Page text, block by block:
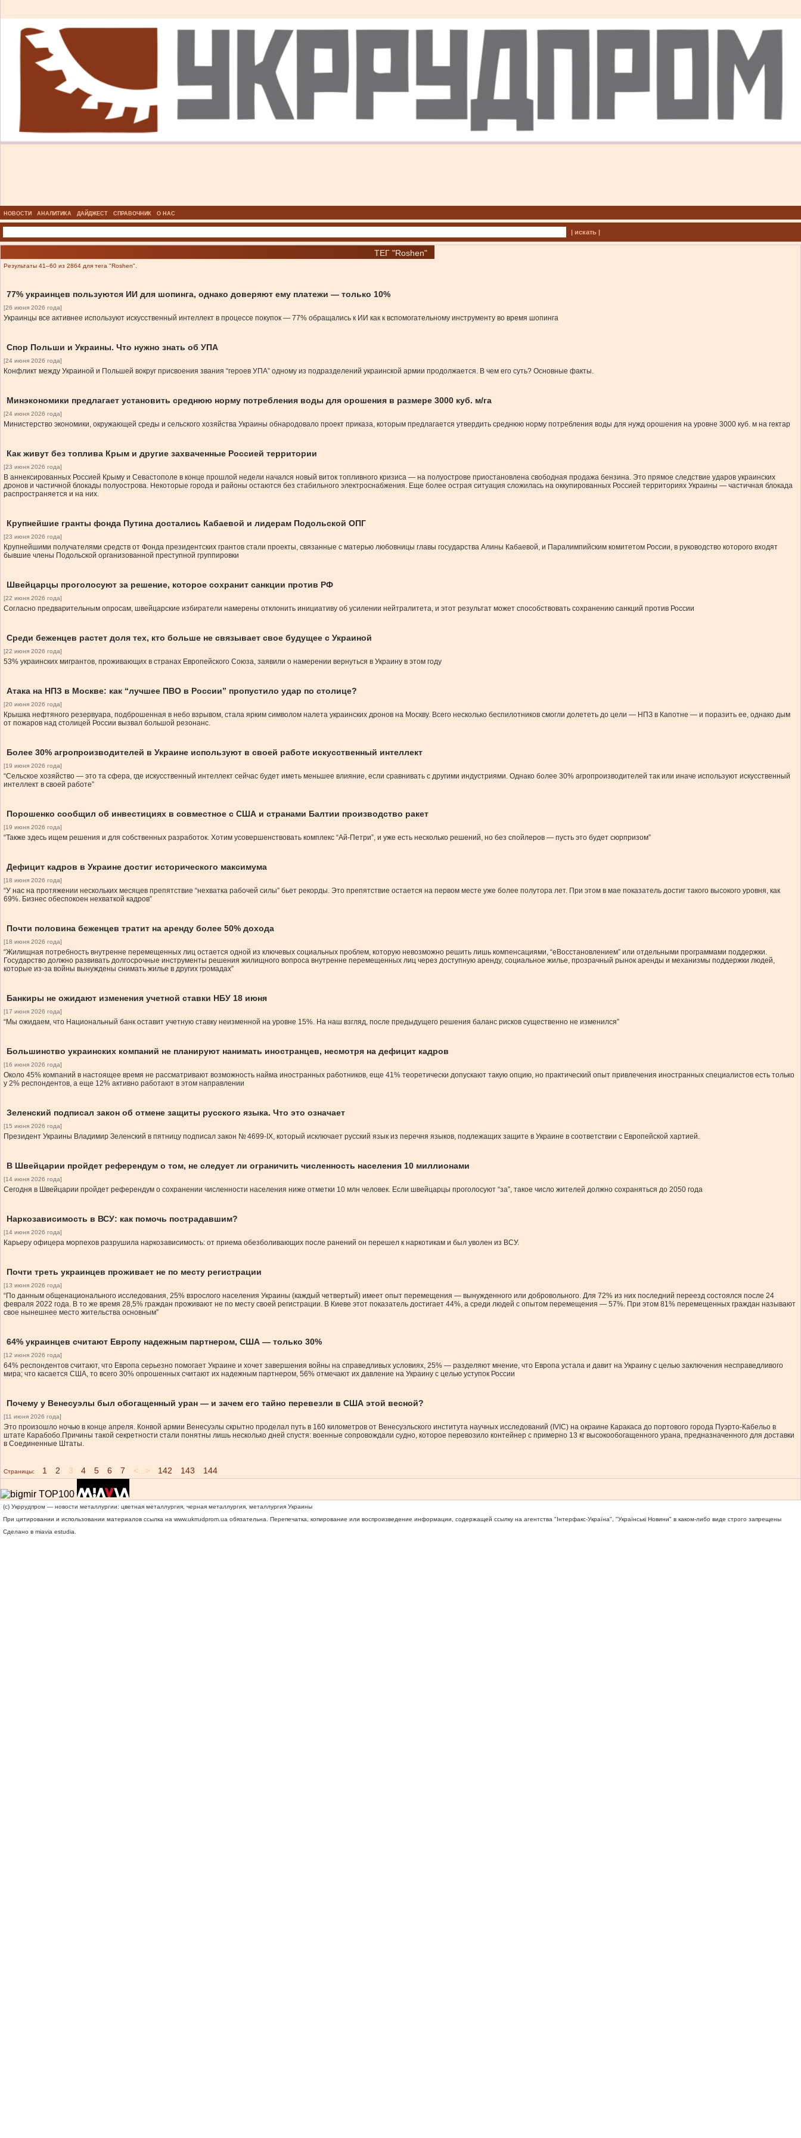
НОВОСТИ АНАЛИТИКА ДАЙДЖЕСТ СПРАВОЧНИК О НАС
| искать |
ТЕГ "Roshen"
Результаты 41–60 из 2864 для тега "Roshen".
77% украинцев пользуются ИИ для шопинга, однако доверяют ему платежи — только 10%
[26 июня 2026 года]
Украинцы все активнее используют искусственный интеллект в процессе покупок — 77% обращались к ИИ как к вспомогательному инструменту во время шопинга
Спор Польши и Украины. Что нужно знать об УПА
[24 июня 2026 года]
Конфликт между Украиной и Польшей вокруг присвоения звания “героев УПА” одному из подразделений украинской армии продолжается. В чем его суть? Основные факты.
Минэкономики предлагает установить среднюю норму потребления воды для орошения в размере 3000 куб. м/га
[24 июня 2026 года]
Министерство экономики, окружающей среды и сельского хозяйства Украины обнародовало проект приказа, которым предлагается утвердить среднюю норму потребления воды для нужд орошения на уровне 3000 куб. м на гектар
Как живут без топлива Крым и другие захваченные Россией территории
[23 июня 2026 года]
В аннексированных Россией Крыму и Севастополе в конце прошлой недели начался новый виток топливного кризиса — на полуострове приостановлена свободная продажа бензина. Это прямое следствие ударов украинских
дронов и частичной блокады полуострова. Некоторые города и районы остаются без стабильного электроснабжения. Еще более острая ситуация сложилась на оккупированных Россией территориях Украины — частичная блокада
распространяется и на них.
Крупнейшие гранты фонда Путина достались Кабаевой и лидерам Подольской ОПГ
[23 июня 2026 года]
Крупнейшими получателями средств от Фонда президентских грантов стали проекты, связанные с матерью любовницы главы государства Алины Кабаевой, и Паралимпийским комитетом России, в руководство которого входят
бывшие члены Подольской организованной преступной группировки
Швейцарцы проголосуют за решение, которое сохранит санкции против РФ
[22 июня 2026 года]
Согласно предварительным опросам, швейцарские избиратели намерены отклонить инициативу об усилении нейтралитета, и этот результат может способствовать сохранению санкций против России
Среди беженцев растет доля тех, кто больше не связывает свое будущее с Украиной
[22 июня 2026 года]
53% украинских мигрантов, проживающих в странах Европейского Союза, заявили о намерении вернуться в Украину в этом году
Атака на НПЗ в Москве: как “лучшее ПВО в России” пропустило удар по столице?
[20 июня 2026 года]
Крышка нефтяного резервуара, подброшенная в небо взрывом, стала ярким символом налета украинских дронов на Москву. Всего несколько беспилотников смогли долететь до цели — НПЗ в Капотне — и поразить ее, однако дым
от пожаров над столицей России вызвал большой резонанс.
Более 30% агропроизводителей в Украине используют в своей работе искусственный интеллект
[19 июня 2026 года]
“Сельское хозяйство — это та сфера, где искусственный интеллект сейчас будет иметь меньшее влияние, если сравнивать с другими индустриями. Однако более 30% агропроизводителей так или иначе используют искусственный
интеллект в своей работе”
Порошенко сообщил об инвестициях в совместное с США и странами Балтии производство ракет
[19 июня 2026 года]
“Также здесь ищем решения и для собственных разработок. Хотим усовершенствовать комплекс “Ай-Петри”, и уже есть несколько решений, но без спойлеров — пусть это будет сюрпризом”
Дефицит кадров в Украине достиг исторического максимума
[18 июня 2026 года]
“У нас на протяжении нескольких месяцев препятствие “нехватка рабочей силы” бьет рекорды. Это препятствие остается на первом месте уже более полутора лет. При этом в мае показатель достиг такого высокого уровня, как
69%. Бизнес обеспокоен нехваткой кадров”
Почти половина беженцев тратит на аренду более 50% дохода
[18 июня 2026 года]
“Жилищная потребность внутренне перемещенных лиц остается одной из ключевых социальных проблем, которую невозможно решить лишь компенсациями, “еВосстановлением” или отдельными программами поддержки.
Государство должно развивать долгосрочные инструменты решения жилищного вопроса внутренне перемещенных лиц через доступную аренду, социальное жилье, прозрачный рынок аренды и механизмы поддержки людей,
которые из-за войны вынуждены снимать жилье в других громадах”
Банкиры не ожидают изменения учетной ставки НБУ 18 июня
[17 июня 2026 года]
“Мы ожидаем, что Национальный банк оставит учетную ставку неизменной на уровне 15%. На наш взгляд, после предыдущего решения баланс рисков существенно не изменился”
Большинство украинских компаний не планируют нанимать иностранцев, несмотря на дефицит кадров
[16 июня 2026 года]
Около 45% компаний в настоящее время не рассматривают возможность найма иностранных работников, еще 41% теоретически допускают такую опцию, но практический опыт привлечения иностранных специалистов есть только
у 2% респондентов, а еще 12% активно работают в этом направлении
Зеленский подписал закон об отмене защиты русского языка. Что это означает
[15 июня 2026 года]
Президент Украины Владимир Зеленский в пятницу подписал закон № 4699-IX, который исключает русский язык из перечня языков, подлежащих защите в Украине в соответствии с Европейской хартией.
В Швейцарии пройдет референдум о том, не следует ли ограничить численность населения 10 миллионами
[14 июня 2026 года]
Сегодня в Швейцарии пройдет референдум о сохранении численности населения ниже отметки 10 млн человек. Если швейцарцы проголосуют “за”, такое число жителей должно сохраняться до 2050 года
Наркозависимость в ВСУ: как помочь пострадавшим?
[14 июня 2026 года]
Карьеру офицера морпехов разрушила наркозависимость: от приема обезболивающих после ранений он перешел к наркотикам и был уволен из ВСУ.
Почти треть украинцев проживает не по месту регистрации
[13 июня 2026 года]
“По данным общенационального исследования, 25% взрослого населения Украины (каждый четвертый) имеет опыт перемещения — вынужденного или добровольного. Для 72% из них последний переезд состоялся после 24
февраля 2022 года. В то же время 28,5% граждан проживают не по месту своей регистрации. В Киеве этот показатель достигает 44%, а среди людей с опытом перемещения — 57%. При этом 81% перемещенных граждан называют
свое нынешнее место жительства основным”
64% украинцев считают Европу надежным партнером, США — только 30%
[12 июня 2026 года]
64% респондентов считают, что Европа серьезно помогает Украине и хочет завершения войны на справедливых условиях, 25% — разделяют мнение, что Европа устала и давит на Украину с целью заключения несправедливого
мира; что касается США, то всего 30% опрошенных считают их надежным партнером, 56% отмечают их давление на Украину с целью уступок России
Почему у Венесуэлы был обогащенный уран — и зачем его тайно перевезли в США этой весной?
[11 июня 2026 года]
Это произошло ночью в конце апреля. Конвой армии Венесуэлы скрытно проделал путь в 160 километров от Венесуэльского института научных исследований (IVIC) на окраине Каракаса до портового города Пуэрто-Кабельо в
штате Карабобо.Причины такой секретности стали понятны лишь несколько дней спустя: военные сопровождали судно, которое перевозило контейнер с примерно 13 кг высокообогащенного урана, предназначенного для доставки
в Соединенные Штаты.
Страницы: 1 2 3 4 5 6 7 <...> 142 143 144
(c) Укррудпром — новости металлургии: цветная металлургия, черная металлургия, металлургия Украины
При цитировании и использовании материалов ссылка на www.ukrrudprom.ua обязательна. Перепечатка, копирование или воспроизведение информации, содержащей ссылку на агентства "Iнтерфакс-Україна", "Українськi Новини" в каком-либо виде строго запрещены
Сделано в miavia estudia.